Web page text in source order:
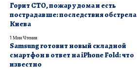
Горит СТО, пожар у дома и есть
пострадавше: последствия обстрела
Киева
1 Мин Чтения
Samsung готовит новый складной
смартфон в ответ на iPhone Fold: что
известно